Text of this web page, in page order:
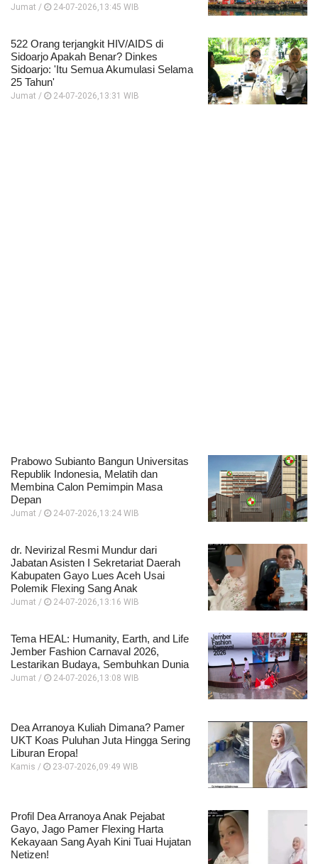
Jumat / 24-07-2026,13:45 WIB
522 Orang terjangkit HIV/AIDS di
Sidoarjo Apakah Benar? Dinkes
Sidoarjo: 'Itu Semua Akumulasi Selama
25 Tahun'
Jumat / 24-07-2026,13:31 WIB
Prabowo Subianto Bangun Universitas
Republik Indonesia, Melatih dan
Membina Calon Pemimpin Masa
Depan
Jumat / 24-07-2026,13:24 WIB
dr. Nevirizal Resmi Mundur dari
Jabatan Asisten I Sekretariat Daerah
Kabupaten Gayo Lues Aceh Usai
Polemik Flexing Sang Anak
Jumat / 24-07-2026,13:16 WIB
Tema HEAL: Humanity, Earth, and Life
Jember Fashion Carnaval 2026,
Lestarikan Budaya, Sembuhkan Dunia
Jumat / 24-07-2026,13:08 WIB
Dea Arranoya Kuliah Dimana? Pamer
UKT Koas Puluhan Juta Hingga Sering
Liburan Eropa!
Kamis / 23-07-2026,09:49 WIB
Profil Dea Arranoya Anak Pejabat
Gayo, Jago Pamer Flexing Harta
Kekayaan Sang Ayah Kini Tuai Hujatan
Netizen!